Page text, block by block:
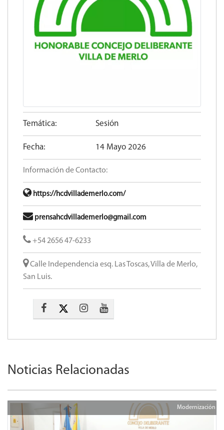
Temática: Sesión
Fecha: 14 Mayo 2026
Información de Contacto:
https://hcdvillademerlo.com/
prensahcdvillademerlo@gmail.com
+54 2656 47-6233
Calle Independencia esq. Las Toscas, Villa de Merlo,
San Luis.
Noticias Relacionadas
Modernización